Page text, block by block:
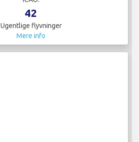
42
Ugentlige flyvninger
Mere info